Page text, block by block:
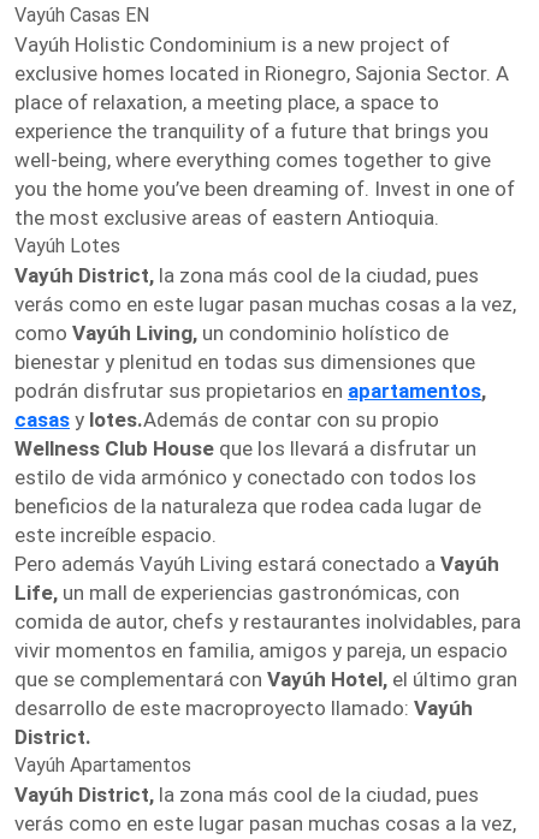
Vayúh Casas EN
Vayúh Holistic Condominium is a new project of
exclusive homes located in Rionegro, Sajonia Sector. A
place of relaxation, a meeting place, a space to
experience the tranquility of a future that brings you
well-being, where everything comes together to give
you the home you’ve been dreaming of. Invest in one of
the most exclusive areas of eastern Antioquia.
Vayúh Lotes
Vayúh District, la zona más cool de la ciudad, pues
verás como en este lugar pasan muchas cosas a la vez,
como Vayúh Living, un condominio holístico de
bienestar y plenitud en todas sus dimensiones que
podrán disfrutar sus propietarios en apartamentos,
casas y lotes.Además de contar con su propio
Wellness Club House que los llevará a disfrutar un
estilo de vida armónico y conectado con todos los
beneficios de la naturaleza que rodea cada lugar de
este increíble espacio.
Pero además Vayúh Living estará conectado a Vayúh
Life, un mall de experiencias gastronómicas, con
comida de autor, chefs y restaurantes inolvidables, para
vivir momentos en familia, amigos y pareja, un espacio
que se complementará con Vayúh Hotel, el último gran
desarrollo de este macroproyecto llamado: Vayúh
District.
Vayúh Apartamentos
Vayúh District, la zona más cool de la ciudad, pues
verás como en este lugar pasan muchas cosas a la vez,